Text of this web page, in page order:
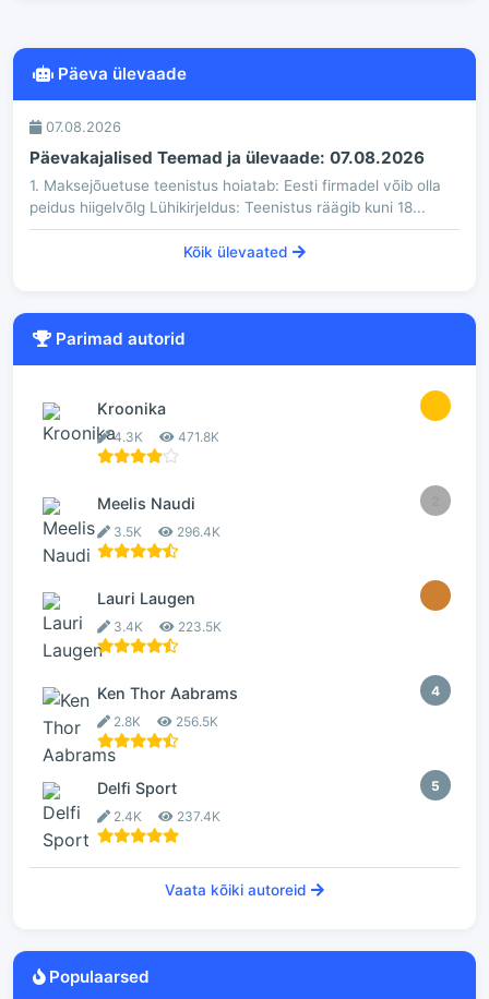
Päeva ülevaade
07.08.2026
Päevakajalised Teemad ja ülevaade: 07.08.2026
1. Maksejõuetuse teenistus hoiatab: Eesti firmadel võib olla
peidus hiigelvõlg Lühikirjeldus: Teenistus räägib kuni 18...
Kõik ülevaated
Parimad autorid
Kroonika
4.3K 471.8K
Meelis Naudi
3.5K 296.4K
Lauri Laugen
3.4K 223.5K
4
Ken Thor Aabrams
2.8K 256.5K
5
Delfi Sport
2.4K 237.4K
Vaata kõiki autoreid
Populaarsed